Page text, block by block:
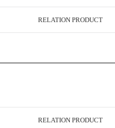
RELATION PRODUCT
RELATION PRODUCT